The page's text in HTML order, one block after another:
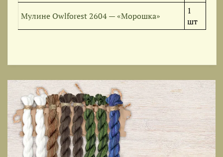
Мулине Owlforest 2604 — «Морошка»
1
шт